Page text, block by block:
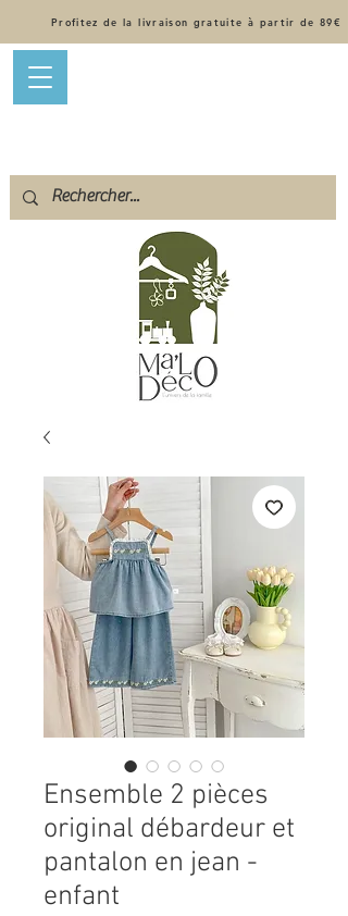
Profitez de la livraison gratuite à partir de 89€
Ensemble 2 pièces
original débardeur et
pantalon en jean -
enfant